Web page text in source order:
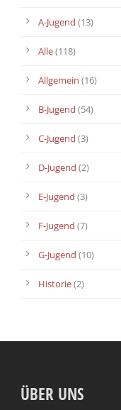
A-Jugend (13)
Alle(118)
Allgemein (16)
B-Jugend (54)
C-Jugend (3)
D-Jugend (2)
E-Jugend (3)
F-Jugend (7)
G-Jugend (10)
Historie(2)
ÜBER UNS